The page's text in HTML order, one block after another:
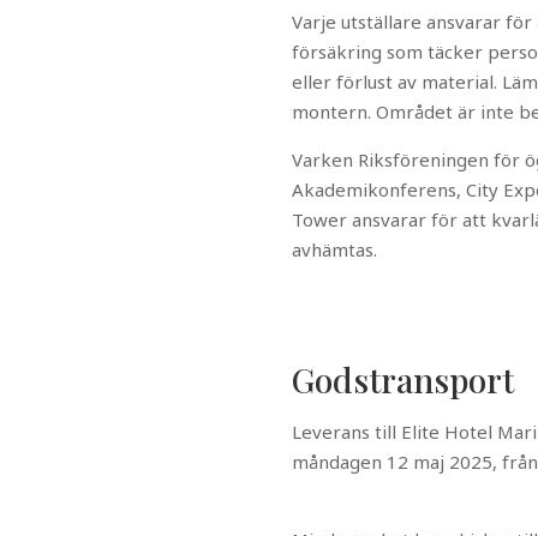
Varje utställare ansvarar
försäkring som täcker
eller förlust av material.
montern. Området är inte
Varken Riksföreningen för
Akademikonferens, City
Tower ansvarar för att
avhämtas.
Godstransport
Leverans till Elite Hotel
måndagen 12 maj 2025,